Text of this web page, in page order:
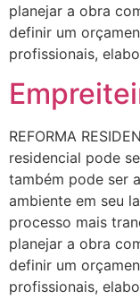
planejar a obra
definir um
profissionais,
REFORMA
residencial pode
também pode ser
ambiente em seu
processo mais
planejar a obra
definir um
profissionais,